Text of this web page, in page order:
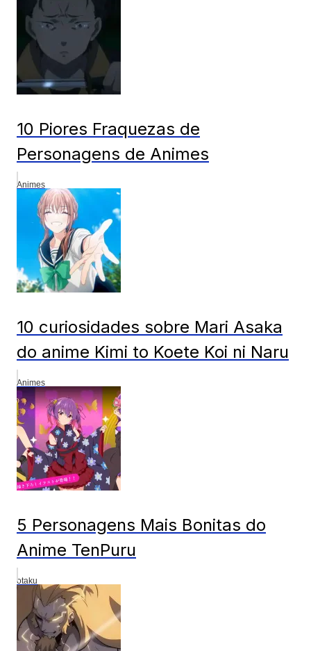
10 Piores Fraquezas de
Personagens de Animes
Animes
10 curiosidades sobre Mari Asaka
do anime Kimi to Koete Koi ni Naru
Animes
5 Personagens Mais Bonitas do
Anime TenPuru
otaku